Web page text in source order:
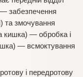
— забезпечення
та змочування
кишка) — обробка і
— всмоктування
і передротову